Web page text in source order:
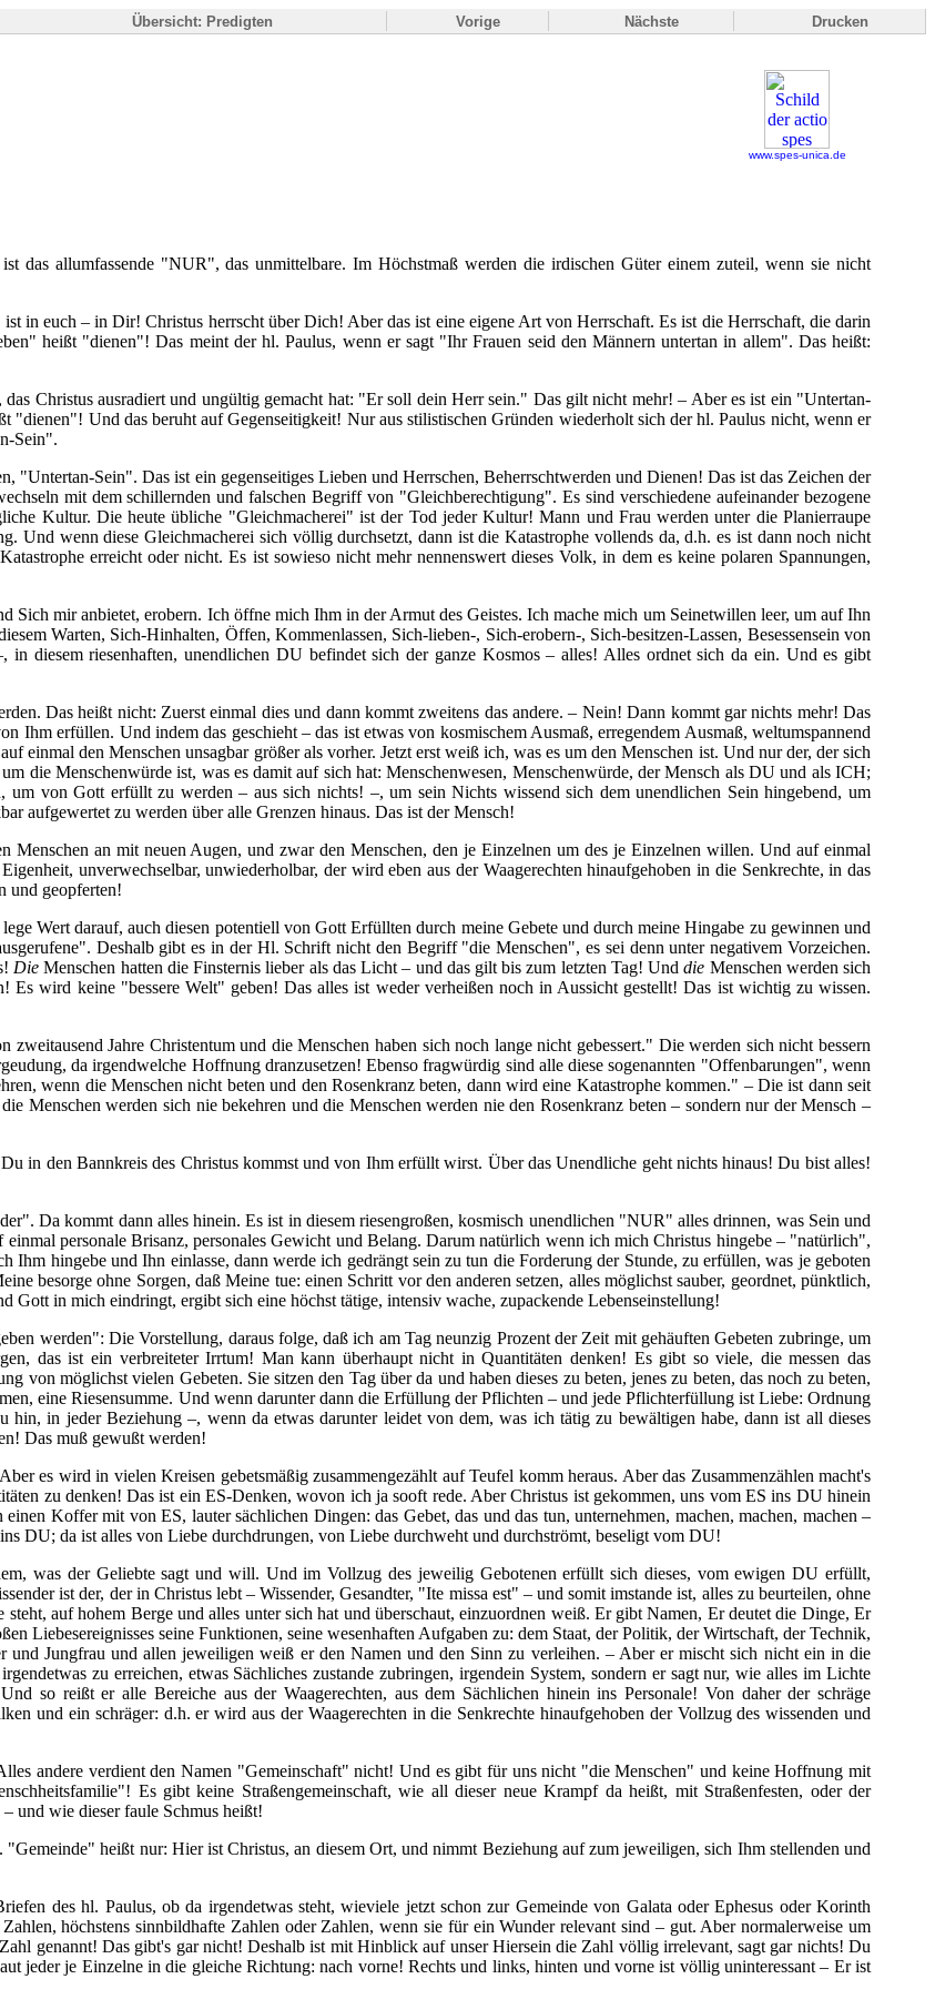
Übersicht: Predigten Vorige Nächste Drucken
www.spes-unica.de
das allumfassende "NUR", das unmittelbare. Im Höchstmaß werden die irdischen Güter einem zuteil, wenn sie nicht
in euch – in Dir! Christus herrscht über Dich! Aber das ist eine eigene Art von Herrschaft. Es ist die Herrschaft, die darin
heißt "dienen"! Das meint der hl. Paulus, wenn er sagt "Ihr Frauen seid den Männern untertan in allem". Das heißt:
Christus ausradiert und ungültig gemacht hat: "Er soll dein Herr sein." Das gilt nicht mehr! – Aber es ist ein "Untertan-
Und das beruht auf Gegenseitigkeit! Nur aus stilistischen Gründen wiederholt sich der hl. Paulus nicht, wenn er
Sein".
"Untertan-Sein". Das ist ein gegenseitiges Lieben und Herrschen, Beherrschtwerden und Dienen! Das ist das Zeichen der
mit dem schillernden und falschen Begriff von "Gleichberechtigung". Es sind verschiedene aufeinander bezogene
Kultur. Die heute übliche "Gleichmacherei" ist der Tod jeder Kultur! Mann und Frau werden unter die Planierraupe
Und wenn diese Gleichmacherei sich völlig durchsetzt, dann ist die Katastrophe vollends da, d.h. es ist dann noch nicht
erreicht oder nicht. Es ist sowieso nicht mehr nennenswert dieses Volk, in dem es keine polaren Spannungen,
mir anbietet, erobern. Ich öffne mich Ihm in der Armut des Geistes. Ich mache mich um Seinetwillen leer, um auf Ihn
Warten, Sich-Hinhalten, Öffen, Kommenlassen, Sich-lieben-, Sich-erobern-, Sich-besitzen-Lassen, Besessensein von
diesem riesenhaften, unendlichen DU befindet sich der ganze Kosmos – alles! Alles ordnet sich da ein. Und es gibt
Das heißt nicht: Zuerst einmal dies und dann kommt zweitens das andere. – Nein! Dann kommt gar nichts mehr! Das
Ihm erfüllen. Und indem das geschieht – das ist etwas von kosmischem Ausmaß, erregendem Ausmaß, weltumspannend
einmal den Menschen unsagbar größer als vorher. Jetzt erst weiß ich, was es um den Menschen ist. Und nur der, der sich
die Menschenwürde ist, was es damit auf sich hat: Menschenwesen, Menschenwürde, der Mensch als DU und als ICH;
um von Gott erfüllt zu werden – aus sich nichts! –, um sein Nichts wissend sich dem unendlichen Sein hingebend, um
aufgewertet zu werden über alle Grenzen hinaus. Das ist der Mensch!
Menschen an mit neuen Augen, und zwar den Menschen, den je Einzelnen um des je Einzelnen willen. Und auf einmal
unverwechselbar, unwiederholbar, der wird eben aus der Waagerechten hinaufgehoben in die Senkrechte, in das
und geopferten!
Wert darauf, auch diesen potentiell von Gott Erfüllten durch meine Gebete und durch meine Hingabe zu gewinnen und
Deshalb gibt es in der Hl. Schrift nicht den Begriff "die Menschen", es sei denn unter negativem Vorzeichen.
Die Menschen hatten die Finsternis lieber als das Licht – und das gilt bis zum letzten Tag! Unddie Menschen werden sich
Es wird keine "bessere Welt" geben! Das alles ist weder verheißen noch in Aussicht gestellt! Das ist wichtig zu wissen.
Jahre Christentum und die Menschen haben sich noch lange nicht gebessert." Die werden sich nicht bessern
da irgendwelche Hoffnung dranzusetzen! Ebenso fragwürdig sind alle diese sogenannten "Offenbarungen", wenn
wenn die Menschen nicht beten und den Rosenkranz beten, dann wird eine Katastrophe kommen." – Die ist dann seit
Menschen werden sich nie bekehren und die Menschen werden nie den Rosenkranz beten – sondern nur der Mensch –
in den Bannkreis des Christus kommst und von Ihm erfüllt wirst. Über das Unendliche geht nichts hinaus! Du bist alles!
Da kommt dann alles hinein. Es ist in diesem riesengroßen, kosmisch unendlichen "NUR" alles drinnen, was Sein und
personale Brisanz, personales Gewicht und Belang. Darum natürlich wenn ich mich Christus hingebe – "natürlich",
Ihm hingebe und Ihn einlasse, dann werde ich gedrängt sein zu tun die Forderung der Stunde, zu erfüllen, was je geboten
besorge ohne Sorgen, daß Meine tue: einen Schritt vor den anderen setzen, alles möglichst sauber, geordnet, pünktlich,
Gott in mich eindringt, ergibt sich eine höchst tätige, intensiv wache, zupackende Lebenseinstellung!
werden": Die Vorstellung, daraus folge, daß ich am Tag neunzig Prozent der Zeit mit gehäuften Gebeten zubringe, um
das ist ein verbreiteter Irrtum! Man kann überhaupt nicht in Quantitäten denken! Es gibt so viele, die messen das
von möglichst vielen Gebeten. Sie sitzen den Tag über da und haben dieses zu beten, jenes zu beten, das noch zu beten,
eine Riesensumme. Und wenn darunter dann die Erfüllung der Pflichten – und jede Pflichterfüllung ist Liebe: Ordnung
in jeder Beziehung –, wenn da etwas darunter leidet von dem, was ich tätig zu bewältigen habe, dann ist all dieses
Das muß gewußt werden!
es wird in vielen Kreisen gebetsmäßig zusammengezählt auf Teufel komm heraus. Aber das Zusammenzählen macht's
zu denken! Das ist ein ES-Denken, wovon ich ja sooft rede. Aber Christus ist gekommen, uns vom ES ins DU hinein
Koffer mit von ES, lauter sächlichen Dingen: das Gebet, das und das tun, unternehmen, machen, machen, machen –
DU; da ist alles von Liebe durchdrungen, von Liebe durchweht und durchströmt, beseligt vom DU!
was der Geliebte sagt und will. Und im Vollzug des jeweilig Gebotenen erfüllt sich dieses, vom ewigen DU erfüllt,
ist der, der in Christus lebt – Wissender, Gesandter, "Ite missa est" – und somit imstande ist, alles zu beurteilen, ohne
auf hohem Berge und alles unter sich hat und überschaut, einzuordnen weiß. Er gibt Namen, Er deutet die Dinge, Er
Liebesereignisses seine Funktionen, seine wesenhaften Aufgaben zu: dem Staat, der Politik, der Wirtschaft, der Technik,
Jungfrau und allen jeweiligen weiß er den Namen und den Sinn zu verleihen. – Aber er mischt sich nicht ein in die
zu erreichen, etwas Sächliches zustande zubringen, irgendein System, sondern er sagt nur, wie alles im Lichte
so reißt er alle Bereiche aus der Waagerechten, aus dem Sächlichen hinein ins Personale! Von daher der schräge
und ein schräger: d.h. er wird aus der Waagerechten in die Senkrechte hinaufgehoben der Vollzug des wissenden und
andere verdient den Namen "Gemeinschaft" nicht! Und es gibt für uns nicht "die Menschen" und keine Hoffnung mit
Es gibt keine Straßengemeinschaft, wie all dieser neue Krampf da heißt, mit Straßenfesten, oder der
und wie dieser faule Schmus heißt!
heißt nur: Hier ist Christus, an diesem Ort, und nimmt Beziehung auf zum jeweiligen, sich Ihm stellenden und
des hl. Paulus, ob da irgendetwas steht, wieviele jetzt schon zur Gemeinde von Galata oder Ephesus oder Korinth
höchstens sinnbildhafte Zahlen oder Zahlen, wenn sie für ein Wunder relevant sind – gut. Aber normalerweise um
genannt! Das gibt's gar nicht! Deshalb ist mit Hinblick auf unser Hiersein die Zahl völlig irrelevant, sagt gar nichts! Du
jeder je Einzelne in die gleiche Richtung: nach vorne! Rechts und links, hinten und vorne ist völlig uninteressant – Er ist